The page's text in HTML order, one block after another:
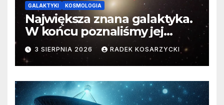
GALAKTYKI KOSMOLOGIA
Największa znana galaktyka.
W końcu poznaliśmy jej
faktyczne wymiary
3 SIERPNIA 2026 RADEK KOSARZYCKI